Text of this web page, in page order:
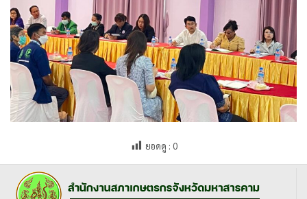
ยอดดู : 0